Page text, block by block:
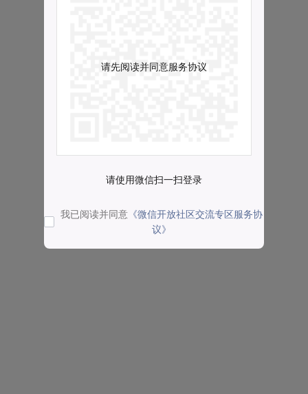
请先阅读并同意服务协议
请使用微信扫一扫登录
我已阅读并同意 《微信开放社区交流专区服务协
议》